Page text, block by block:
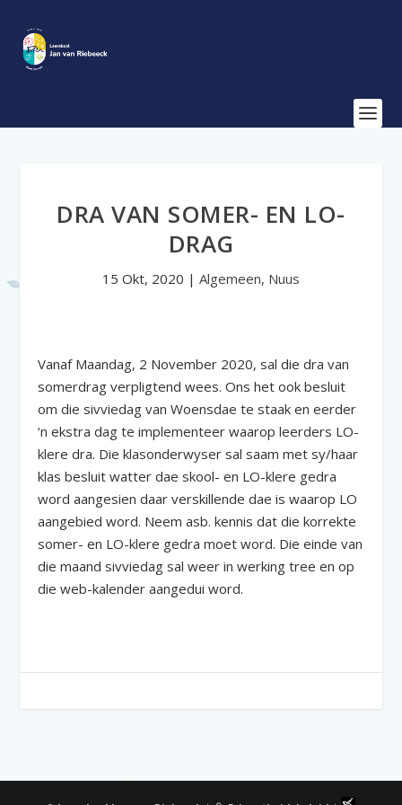
DRA VAN SOMER- EN LO-
DRAG
15 Okt, 2020 | Algemeen, Nuus
Vanaf Maandag, 2 November 2020, sal die dra van
somerdrag verpligtend wees. Ons het ook besluit
om die sivviedag van Woensdae te staak en eerder
‘n ekstra dag te implementeer waarop leerders LO-
klere dra. Die klasonderwyser sal saam met sy/haar
klas besluit watter dae skool- en LO-klere gedra
word aangesien daar verskillende dae is waarop LO
aangebied word. Neem asb. kennis dat die korrekte
somer- en LO-klere gedra moet word. Die einde van
die maand sivviedag sal weer in werking tree en op
die web-kalender aangedui word.